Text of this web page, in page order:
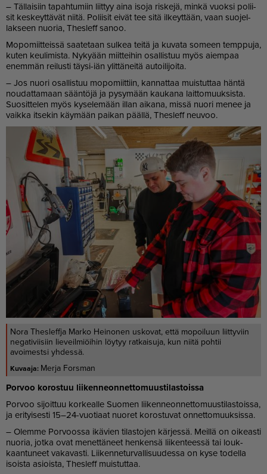
– Täl­lai­siin ta­pah­tu­miin liit­tyy ai­na iso­ja ris­ke­jä, min­kä vuok­si po­lii­
sit kes­keyt­tä­vät nii­tä. Po­lii­sit ei­vät tee sitä il­keyt­tään, vaan suo­jel­
lak­seen nuo­ria, Thes­leff sa­noo.
Mo­po­miit­teis­sä saa­te­taan sul­kea tei­tä ja ku­va­ta so­meen temp­pu­ja,
ku­ten keu­li­mis­ta. Ny­ky­ään miit­tei­hin osal­lis­tuu myös ai­em­paa
enem­män rei­lus­ti täy­si-iän ylit­tä­nei­tä au­toi­li­joi­ta.
– Jos nuo­ri osal­lis­tuu mo­po­miit­tiin, kan­nat­taa muis­tut­taa hän­tä
nou­dat­ta­maan sään­tö­jä ja py­sy­mään kau­ka­na lait­to­muuk­sis­ta.
Suo­sit­te­len myös ky­se­le­mään il­lan ai­ka­na, mis­sä nuo­ri me­nee ja
vaik­ka it­se­kin käy­mään pai­kan pääl­lä, Thes­leff neu­voo.
Nora Thesleffja Marko Heinonen uskovat, että mopoiluun liittyviin
negativiisiin lieveilmiöihin löytyy ratkaisuja, kun niitä pohtii
avoimestsi yhdessä.
Merja Forsman
Por­voo ko­ros­tuu lii­ken­ne­on­net­to­muus­ti­las­tois­sa
Por­voo si­joit­tuu kor­ke­al­le Suo­men lii­ken­ne­on­net­to­muus­ti­las­tois­sa,
ja eri­tyi­ses­ti 15–24-vuo­ti­aat nuo­ret ko­ros­tu­vat on­net­to­muuk­sis­sa.
– Olem­me Por­voos­sa ikä­vien ti­las­to­jen kär­jes­sä. Meil­lä on oi­ke­as­ti
nuo­ria, jot­ka ovat me­net­tä­neet hen­ken­sä lii­ken­tees­sä tai louk­
kaan­tu­neet va­ka­vas­ti. Lii­ken­ne­tur­val­li­suu­des­sa on kyse to­del­la
isois­ta asi­ois­ta, Thes­leff muis­tut­taa.